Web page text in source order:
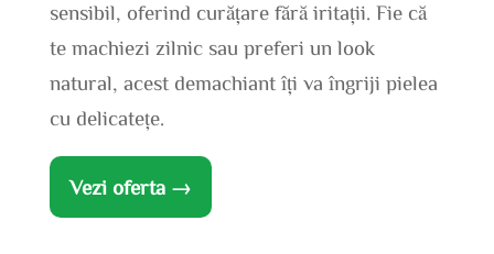
sensibil, oferind curățare fără iritații. Fie că
te machiezi zilnic sau preferi un look
natural, acest demachiant îți va îngriji pielea
cu delicatețe.
Vezi oferta →